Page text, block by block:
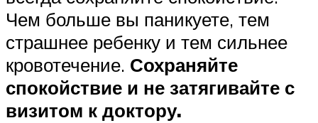
Чем больше вы паникуете, тем
страшнее ребенку и тем сильнее
кровотечение. Сохраняйте
спокойствие и не затягивайте с
визитом к доктору.